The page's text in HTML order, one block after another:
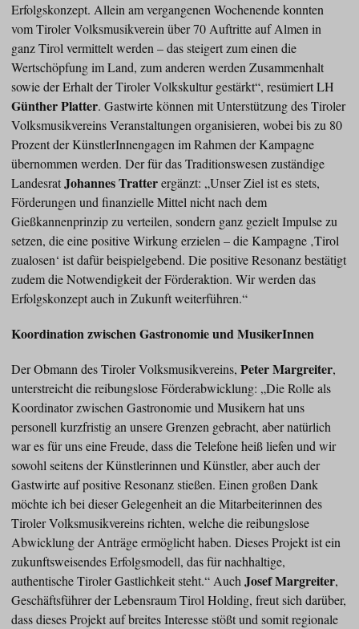
Erfolgskonzept. Allein am vergangenen Wochenende konnten
vom Tiroler Volksmusikverein über 70 Auftritte auf Almen in
ganz Tirol vermittelt werden – das steigert zum einen die
Wertschöpfung im Land, zum anderen werden Zusammenhalt
sowie der Erhalt der Tiroler Volkskultur gestärkt“, resümiert LH
Günther Platter. Gastwirte können mit Unterstützung des Tiroler
Volksmusikvereins Veranstaltungen organisieren, wobei bis zu 80
Prozent der KünstlerInnengagen im Rahmen der Kampagne
übernommen werden. Der für das Traditionswesen zuständige
LandesratJohannes Tratterergänzt: „Unser Ziel ist es stets,
Förderungen und finanzielle Mittel nicht nach dem
Gießkannenprinzip zu verteilen, sondern ganz gezielt Impulse zu
setzen, die eine positive Wirkung erzielen – die Kampagne ‚Tirol
zualosen‘ ist dafür beispielgebend. Die positive Resonanz bestätigt
zudem die Notwendigkeit der Förderaktion. Wir werden das
Erfolgskonzept auch in Zukunft weiterführen.“
Koordination zwischen Gastronomie und MusikerInnen
Der Obmann des Tiroler Volksmusikvereins, Peter Margreiter,
unterstreicht die reibungslose Förderabwicklung: „Die Rolle als
Koordinator zwischen Gastronomie und Musikern hat uns
personell kurzfristig an unsere Grenzen gebracht, aber natürlich
war es für uns eine Freude, dass die Telefone heiß liefen und wir
sowohl seitens der Künstlerinnen und Künstler, aber auch der
Gastwirte auf positive Resonanz stießen. Einen großen Dank
möchte ich bei dieser Gelegenheit an die Mitarbeiterinnen des
Tiroler Volksmusikvereins richten, welche die reibungslose
Abwicklung der Anträge ermöglicht haben. Dieses Projekt ist ein
zukunftsweisendes Erfolgsmodell, das für nachhaltige,
authentische Tiroler Gastlichkeit steht.“ Auch Josef Margreiter,
Geschäftsführer der Lebensraum Tirol Holding, freut sich darüber,
dass dieses Projekt auf breites Interesse stößt und somit regionale